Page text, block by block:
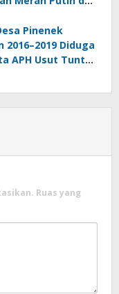
Pinenek
Diduga
APH Usut Tuntas
Ruas yang